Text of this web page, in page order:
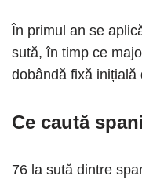
În primul an se
sută, în timp ce
dobândă fixă ​​inițială
Ce caută
76 la sută dintre